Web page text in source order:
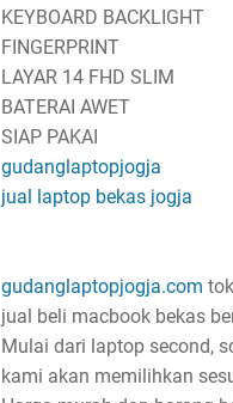
KEYBOARD BACKLIGHT
FINGERPRINT
LAYAR 14 FHD SLIM
BATERAI AWET
SIAP PAKAI
gudanglaptopjogja
jual laptop bekas jogja
gudanglaptopjogja.com
jual beli macbook bekas
Mulai dari laptop second,
kami akan memilihkan